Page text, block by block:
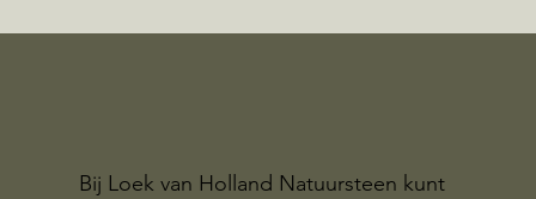
Bij Loek van Holland Natuursteen kunt